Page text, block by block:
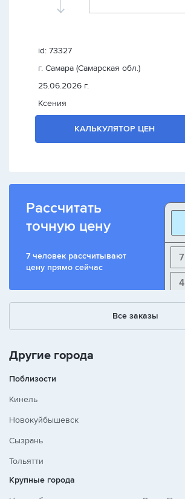
id: 73327
г. Самара (Самарская обл.)
25.06.2026 г.
Ксения
КАЛЬКУЛЯТОР ЦЕН
Рассчитать
точную цену
7 человек рассчитывают
цену прямо сейчас
7
4
+
Все заказы
Другие города
Поблизости
Кинель
Новокуйбышевск
Сызрань
Тольятти
Крупные города